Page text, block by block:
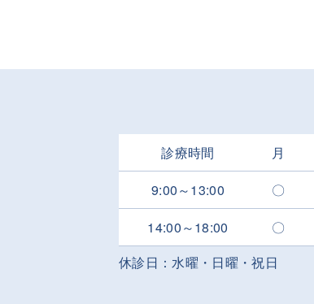
診療時間 月
9:00～13:00
〇
14:00～18:00
〇
休診日：水曜・日曜・祝日